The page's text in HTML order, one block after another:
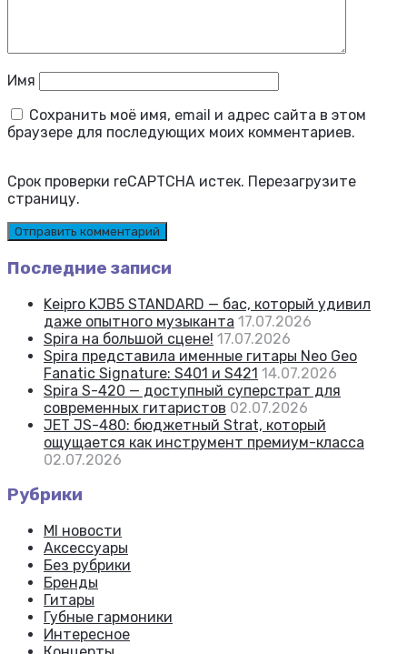
Имя
Сохранить моё имя, email и адрес сайта в этом
браузере для последующих моих комментариев.
Срок проверки reCAPTCHA истек. Перезагрузите
страницу.
Последние записи
Keipro KJB5 STANDARD — бас, который удивил
даже опытного музыканта 17.07.2026
Spira на большой сцене! 17.07.2026
Spira представила именные гитары Neo Geo
Fanatic Signature: S401 и S421 14.07.2026
Spira S-420 — доступный суперстрат для
современных гитаристов 02.07.2026
JET JS-480: бюджетный Strat, который
ощущается как инструмент премиум-класса
02.07.2026
Рубрики
MI новости
Аксессуары
Без рубрики
Бренды
Гитары
Губные гармоники
Интересное